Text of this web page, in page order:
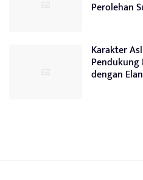
Perolehan
Karakter
Pendukung
dengan